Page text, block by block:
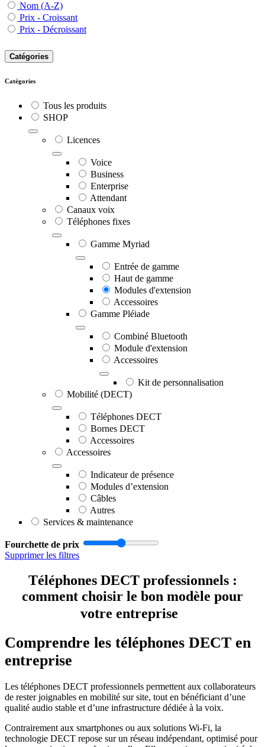
Nom (A-Z)
Prix - Croissant
Prix - Décroissant
Catégories
Catégories
Tous les produits
SHOP
Licences
Voice
Business
Enterprise
Attendant
Canaux voix
Téléphones fixes
Gamme Myriad
Entrée de gamme
Haut de gamme
Modules d'extension
Accessoires
Gamme Pléiade
Combiné Bluetooth
Module d'extension
Accessoires
Kit de personnalisation
Mobilité (DECT)
Téléphones DECT
Bornes DECT
Accessoires
Accessoires
Indicateur de présence
Modules d’extension
Câbles
Autres
Services & maintenance
Fourchette de prix
Supprimer les filtres
Téléphones DECT professionnels :
comment choisir le bon modèle pour
votre entreprise
Comprendre les téléphones DECT en
entreprise
Les téléphones DECT professionnels permettent aux collaborateurs
de rester joignables en mobilité sur site, tout en bénéficiant d’une
qualité audio stable et d’une infrastructure dédiée à la voix.
Contrairement aux smartphones ou aux solutions Wi-Fi, la
technologie DECT repose sur un réseau indépendant, optimisé pour